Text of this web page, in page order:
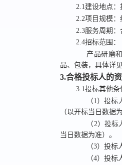
2 1建设地点：
2 2项目规模：
2.3服务周期：
2.4招标范围：
产品研磨
品、包装，具体详
3.合格投标人的
3.1投标其他条
（1）投
（以开标当日数据
（2）投
当日数据为准）。
（3）投
（4）投标